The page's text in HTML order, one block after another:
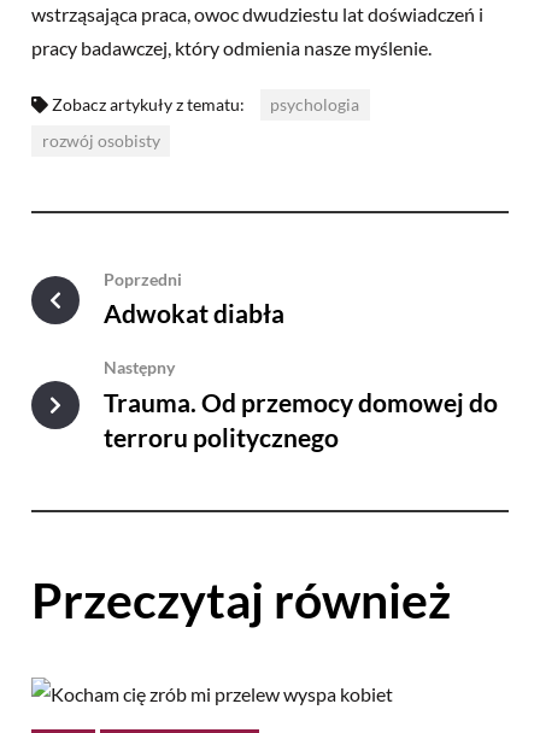
wstrząsająca praca, owoc dwudziestu lat doświadczeń i
pracy badawczej, który odmienia nasze myślenie.
Zobacz artykuły z tematu:
psychologia
rozwój osobisty
Poprzedni
Adwokat diabła
Następny
Trauma. Od przemocy domowej do
terroru politycznego
Przeczytaj również